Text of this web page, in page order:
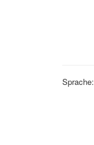
Sprache: